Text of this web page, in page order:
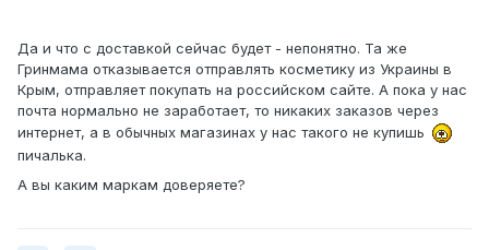
Да и что с доставкой сейчас будет - непонятно. Та же
Гринмама отказывается отправлять косметику из Украины в
Крым, отправляет покупать на российском сайте. А пока у нас
почта нормально не заработает, то никаких заказов через
интернет, а в обычных магазинах у нас такого не купишь
пичалька.
А вы каким маркам доверяете?